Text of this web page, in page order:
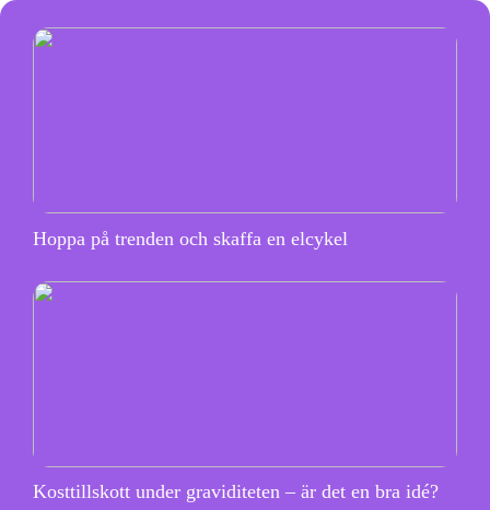
Hoppa på trenden och skaffa en elcykel
Kosttillskott under graviditeten – är det en bra idé?